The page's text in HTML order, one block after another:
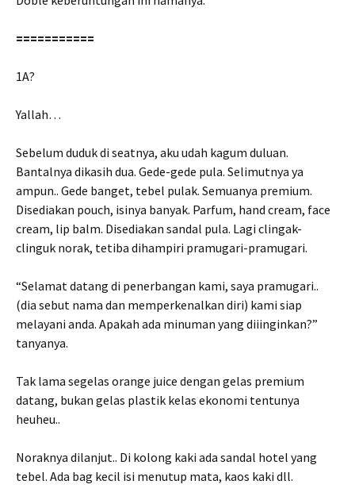
===========
1A?
Yallah…
Sebelum duduk di seatnya, aku udah kagum duluan.
Bantalnya dikasih dua. Gede-gede pula. Selimutnya ya
ampun.. Gede banget, tebel pulak. Semuanya premium.
Disediakan pouch, isinya banyak. Parfum, hand cream, face
cream, lip balm. Disediakan sandal pula. Lagi clingak-
clinguk norak, tetiba dihampiri pramugari-pramugari.
“Selamat datang di penerbangan kami, saya pramugari..
(dia sebut nama dan memperkenalkan diri) kami siap
melayani anda. Apakah ada minuman yang diiinginkan?”
tanyanya.
Tak lama segelas orange juice dengan gelas premium
datang, bukan gelas plastik kelas ekonomi tentunya
heuheu..
Noraknya dilanjut.. Di kolong kaki ada sandal hotel yang
tebel. Ada bag kecil isi menutup mata, kaos kaki dll.